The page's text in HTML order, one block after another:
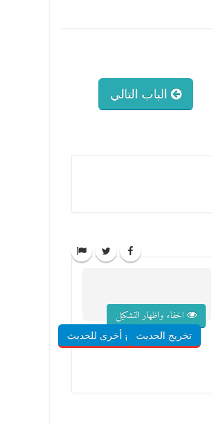
الباب التالي
اخفاء واظهار التشكيل
تخريج الحديثشروح أخرى للحديث